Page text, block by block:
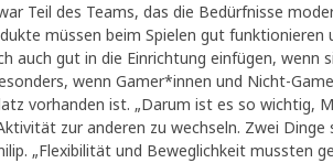
Teil des Teams, das die Bedürfnisse
müssen beim Spielen gut funktionieren
auch gut in die Einrichtung einfügen, wenn
wenn Gamer*innen und Nicht-
vorhanden ist. „Darum ist es so wichtig,
zur anderen zu wechseln. Zwei Dinge
„Flexibilität und Beweglichkeit mussten